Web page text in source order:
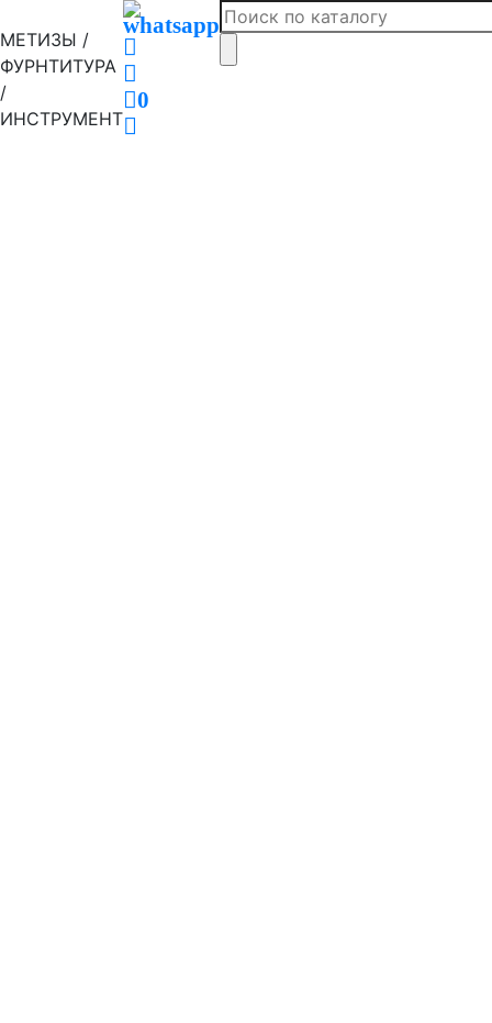
МЕТИЗЫ /
ФУРНТИТУРА
/
ИНСТРУМЕНТ
0